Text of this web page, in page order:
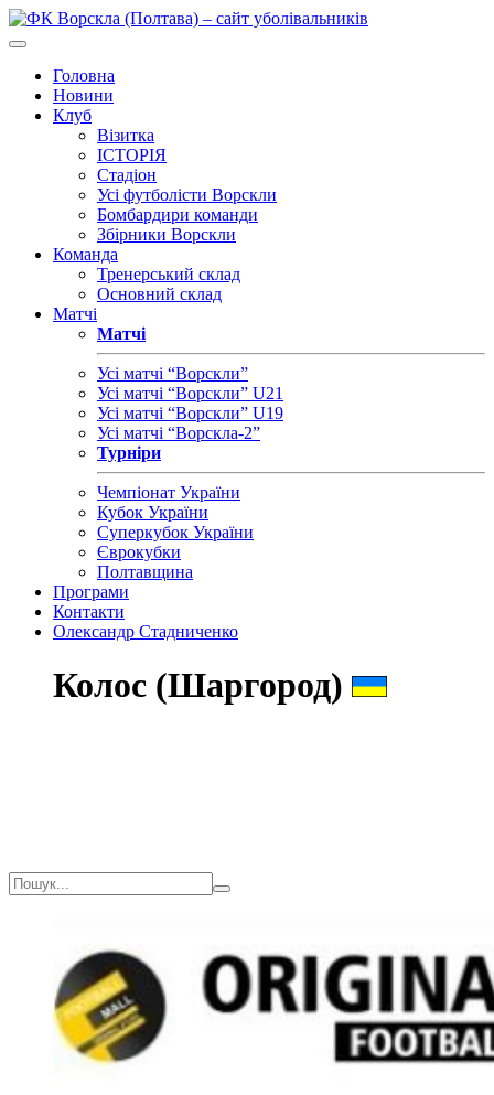
Головна
Новини
Клуб
Візитка
ІСТОРІЯ
Стадіон
Усі футболісти Ворскли
Бомбардири команди
Збірники Ворскли
Команда
Тренерський склад
Основний склад
Матчі
Матчі
Усі матчі “Ворскли”
Усі матчі “Ворскли” U21
Усі матчі “Ворскли” U19
Усі матчі “Ворскла-2”
Турніри
Чемпіонат України
Кубок України
Суперкубок України
Єврокубки
Полтавщина
Програми
Контакти
Олександр Стадниченко
Колос (Шаргород)